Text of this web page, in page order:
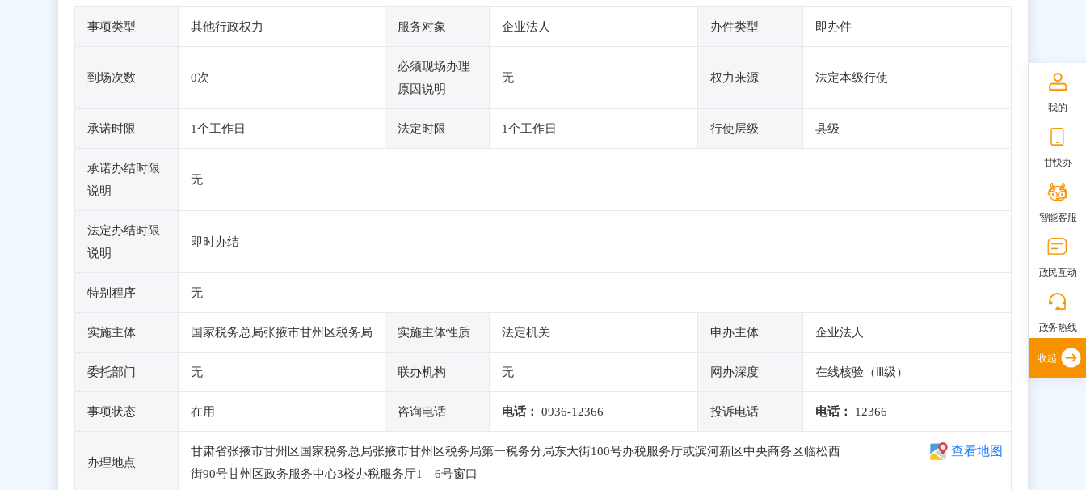
事项类型 其他行政权力 服务对象 企业法人 办件类型 即办件
到场次数 0次
必须现场办理
原因说明
无 权力来源 法定本级行使
承诺时限 1个工作日 法定时限 1个工作日 行使层级 县级
承诺办结时限
说明
无
法定办结时限
说明
即时办结
特别程序 无
实施主体 国家税务总局张掖市甘州区税务局 实施主体性质 法定机关 申办主体 企业法人
委托部门 无 联办机构 无 网办深度 在线核验（Ⅲ级）
事项状态 在用 咨询电话 电话： 0936-12366 投诉电话 电话： 12366
办理地点
甘肃省张掖市甘州区国家税务总局张掖市甘州区税务局第一税务分局东大街100号办税服务厅或滨河新区中央商务区临松西
街90号甘州区政务服务中心3楼办税服务厅1—6号窗口
查看地图
我的
甘快办
智能客服
政民互动
政务热线
收起